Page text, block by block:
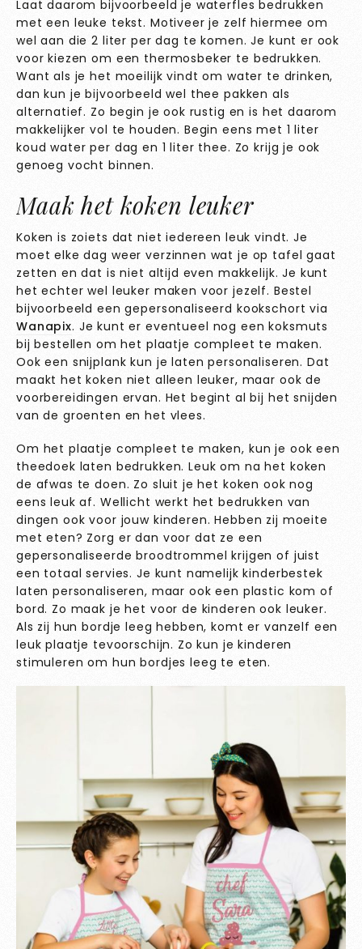
Laat daarom bijvoorbeeld je waterfles bedrukken
met een leuke tekst. Motiveer je zelf hiermee om
wel aan die 2 liter per dag te komen. Je kunt er ook
voor kiezen om een thermosbeker te bedrukken.
Want als je het moeilijk vindt om water te drinken,
dan kun je bijvoorbeeld wel thee pakken als
alternatief. Zo begin je ook rustig en is het daarom
makkelijker vol te houden. Begin eens met 1 liter
koud water per dag en 1 liter thee. Zo krijg je ook
genoeg vocht binnen.
Maak het koken leuker
Koken is zoiets dat niet iedereen leuk vindt. Je
moet elke dag weer verzinnen wat je op tafel gaat
zetten en dat is niet altijd even makkelijk. Je kunt
het echter wel leuker maken voor jezelf. Bestel
bijvoorbeeld een gepersonaliseerd kookschort via
Wanapix. Je kunt er eventueel nog een koksmuts
bij bestellen om het plaatje compleet te maken.
Ook een snijplank kun je laten personaliseren. Dat
maakt het koken niet alleen leuker, maar ook de
voorbereidingen ervan. Het begint al bij het snijden
van de groenten en het vlees.
Om het plaatje compleet te maken, kun je ook een
theedoek laten bedrukken. Leuk om na het koken
de afwas te doen. Zo sluit je het koken ook nog
eens leuk af. Wellicht werkt het bedrukken van
dingen ook voor jouw kinderen. Hebben zij moeite
met eten? Zorg er dan voor dat ze een
gepersonaliseerde broodtrommel krijgen of juist
een totaal servies. Je kunt namelijk kinderbestek
laten personaliseren, maar ook een plastic kom of
bord. Zo maak je het voor de kinderen ook leuker.
Als zij hun bordje leeg hebben, komt er vanzelf een
leuk plaatje tevoorschijn. Zo kun je kinderen
stimuleren om hun bordjes leeg te eten.